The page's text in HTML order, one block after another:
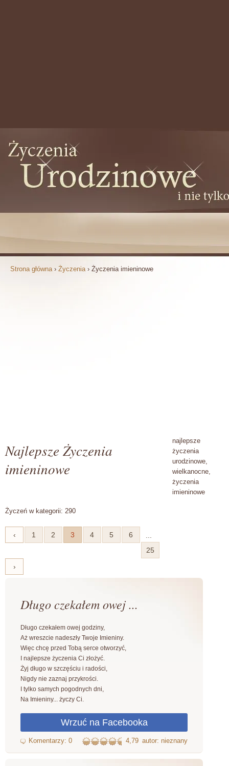
Strona główna › Życzenia › Życzenia imieninowe
Najlepsze Życzenia
imieninowe
Życzeń w kategorii: 290
‹ 1 2 3 4 5 6
25
›
Długo czekałem owej ...
Długo czekałem owej godziny,
Aż wreszcie nadeszły Twoje Imieniny.
Więc chcę przed Tobą serce otworzyć,
I najlepsze życzenia Ci złożyć.
Żyj długo w szczęściu i radości,
Nigdy nie zaznaj przykrości.
I tylko samych pogodnych dni,
Na Imieniny... życzy Ci.
4,79 autor: nieznany
najlepsze
życzenia
urodzinowe,
wielkanocne,
życzenia
imieninowe